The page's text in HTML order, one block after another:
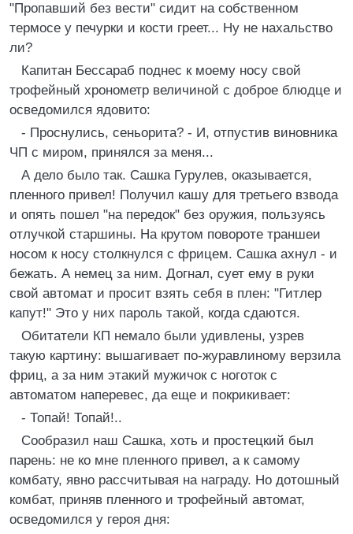
"Пропавший без вести" сидит на собственном
термосе у печурки и кости греет... Ну не нахальство
ли?
Капитан Бессараб поднес к моему носу свой
трофейный хронометр величиной с доброе блюдце и
осведомился ядовито:
- Проснулись, сеньорита? - И, отпустив виновника
ЧП с миром, принялся за меня...
А дело было так. Сашка Гурулев, оказывается,
пленного привел! Получил кашу для третьего взвода
и опять пошел "на передок" без оружия, пользуясь
отлучкой старшины. На крутом повороте траншеи
носом к носу столкнулся с фрицем. Сашка ахнул - и
бежать. А немец за ним. Догнал, сует ему в руки
свой автомат и просит взять себя в плен: "Гитлер
капут!" Это у них пароль такой, когда сдаются.
Обитатели КП немало были удивлены, узрев
такую картину: вышагивает по-журавлиному верзила
фриц, а за ним этакий мужичок с ноготок с
автоматом наперевес, да еще и покрикивает:
- Топай! Топай!..
Сообразил наш Сашка, хоть и простецкий был
парень: не ко мне пленного привел, а к самому
комбату, явно рассчитывая на награду. Но дотошный
комбат, приняв пленного и трофейный автомат,
осведомился у героя дня: